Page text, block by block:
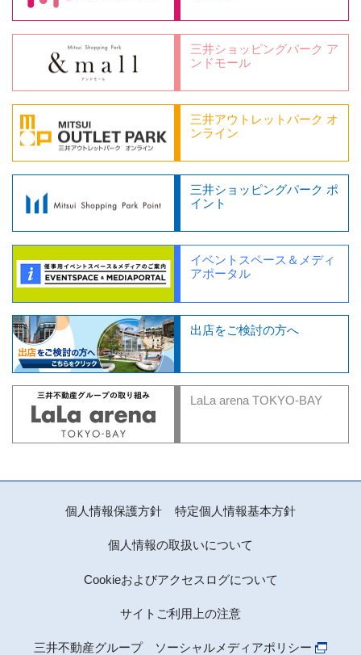
三井ショッピングパーク ア
ンドモール
三井アウトレットパーク オ
ンライン
三井ショッピングパーク ポ
イント
イベントスペース＆メディ
アポータル
出店をご検討の方へ
LaLa arena TOKYO-BAY
個人情報保護方針 特定個人情報基本方針
個人情報の取扱いについて
Cookieおよびアクセスログについて
サイトご利用上の注意
三井不動産グループ ソーシャルメディアポリシー